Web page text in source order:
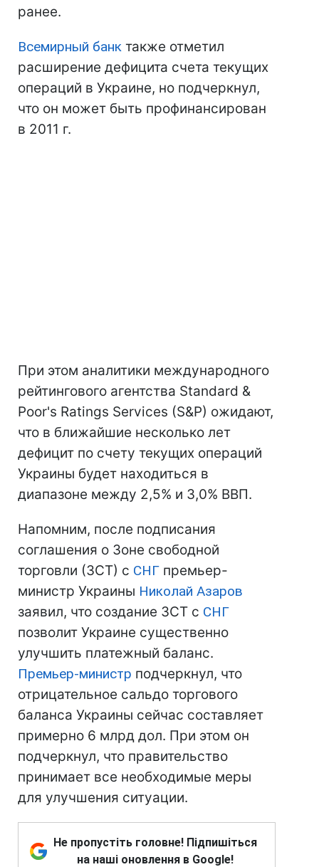
ранее.
Всемирный банк также отметил
расширение дефицита счета текущих
операций в Украине, но подчеркнул,
что он может быть профинансирован
в 2011 г.
При этом аналитики международного
рейтингового агентства Standard &
Poor's Ratings Services (S&P) ожидают,
что в ближайшие несколько лет
дефицит по счету текущих операций
Украины будет находиться в
диапазоне между 2,5% и 3,0% ВВП.
Напомним, после подписания
соглашения о Зоне свободной
торговли (ЗСТ) с СНГ премьер-
министр Украины Николай Азаров
заявил, что создание ЗСТ с СНГ
позволит Украине существенно
улучшить платежный баланс.
Премьер-министр подчеркнул, что
отрицательное сальдо торгового
баланса Украины сейчас составляет
примерно 6 млрд дол. При этом он
подчеркнул, что правительство
принимает все необходимые меры
для улучшения ситуации.
Не пропустіть головне! Підпишіться
на наші оновлення в Google!